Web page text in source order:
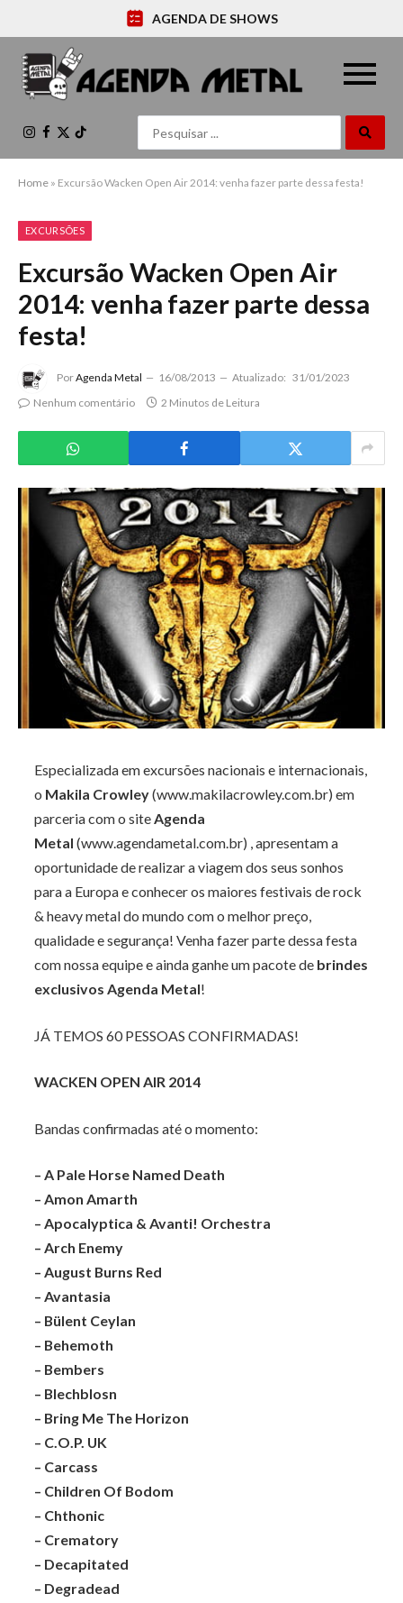
AGENDA DE SHOWS
Instagram
Facebook
X
(Twitter)
TikTok
Home » Excursão Wacken Open Air 2014: venha fazer parte dessa festa!
EXCURSÕES
Excursão Wacken Open Air
2014: venha fazer parte dessa
festa!
PorAgenda Metal 16/08/2013 Atualizado: 31/01/2023
Nenhum comentário
2 Minutos de Leitura
Especializada em excursões nacionais e internacionais,
o Makila Crowley(www.makilacrowley.com.br) em
parceria com o siteAgenda
Metal (www.agendametal.com.br) , apresentam a
oportunidade de realizar a viagem dos seus sonhos
para a Europa e conhecer os maiores festivais de rock
& heavy metal do mundo com o melhor preço,
qualidade e segurança! Venha fazer parte dessa festa
com nossa equipe e ainda ganhe um pacote de brindes
exclusivos Agenda Metal!
JÁ TEMOS 60 PESSOAS CONFIRMADAS!
WACKEN OPEN AIR 2014
Bandas confirmadas até o momento:
– A Pale Horse Named Death
– Amon Amarth
– Apocalyptica & Avanti! Orchestra
– Arch Enemy
– August Burns Red
– Avantasia
– Bülent Ceylan
– Behemoth
– Bembers
– Blechblosn
– Bring Me The Horizon
– C.O.P. UK
– Carcass
– Children Of Bodom
– Chthonic
– Crematory
– Decapitated
– Degradead